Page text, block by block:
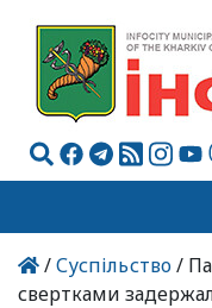
/Суспільство/
свертками